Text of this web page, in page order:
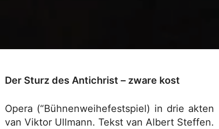
Der Sturz des Antichrist – zware kost
Opera (“Bühnenweihefestspiel) in drie akten
van Viktor Ullmann. Tekst van Albert Steffen.